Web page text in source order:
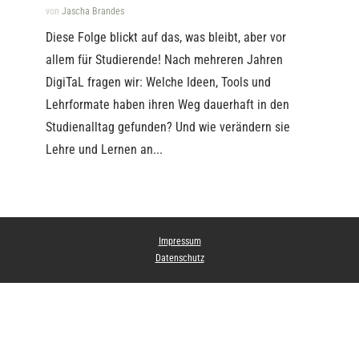
von Jascha Brandes
Diese Folge blickt auf das, was bleibt, aber vor
allem für Studierende! Nach mehreren Jahren
DigiTaL fragen wir: Welche Ideen, Tools und
Lehrformate haben ihren Weg dauerhaft in den
Studienalltag gefunden? Und wie verändern sie
Lehre und Lernen an...
Impressum
Datenschutz